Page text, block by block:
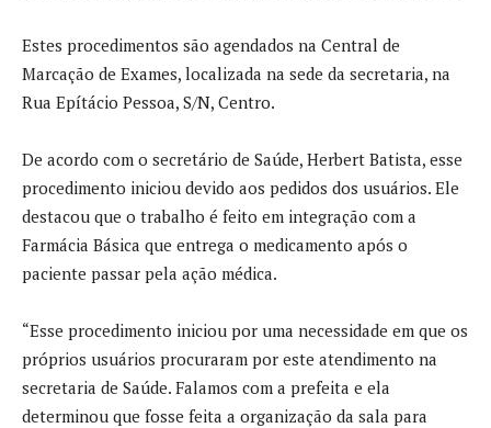
Estes procedimentos são agendados na Central de
Marcação de Exames, localizada na sede da secretaria, na
Rua Epítácio Pessoa, S/N, Centro.
De acordo com o secretário de Saúde, Herbert Batista, esse
procedimento iniciou devido aos pedidos dos usuários. Ele
destacou que o trabalho é feito em integração com a
Farmácia Básica que entrega o medicamento após o
paciente passar pela ação médica.
“Esse procedimento iniciou por uma necessidade em que os
próprios usuários procuraram por este atendimento na
secretaria de Saúde. Falamos com a prefeita e ela
determinou que fosse feita a organização da sala para